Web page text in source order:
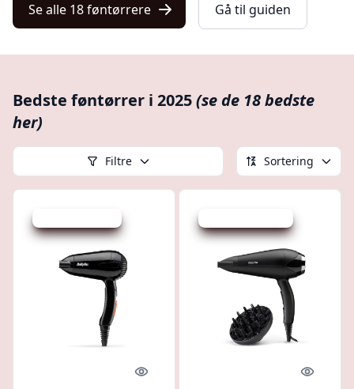
Se alle 18 føntørrere Gå til guiden
Bedste føntørrer i 2025(se de 18 bedste
her)
Filtre Sortering
Quick look Quick